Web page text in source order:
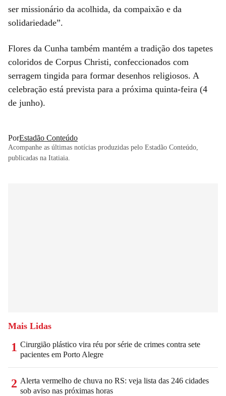
ser missionário da acolhida, da compaixão e da
solidariedade”.
Flores da Cunha também mantém a tradição dos tapetes
coloridos de Corpus Christi, confeccionados com
serragem tingida para formar desenhos religiosos. A
celebração está prevista para a próxima quinta-feira (4
de junho).
PorEstadão Conteúdo
Acompanhe as últimas notícias produzidas pelo Estadão Conteúdo,
publicadas na Itatiaia.
Mais Lidas
1 Cirurgião plástico vira réu por série de crimes contra sete
pacientes em Porto Alegre
2 Alerta vermelho de chuva no RS: veja lista das 246 cidades
sob aviso nas próximas horas